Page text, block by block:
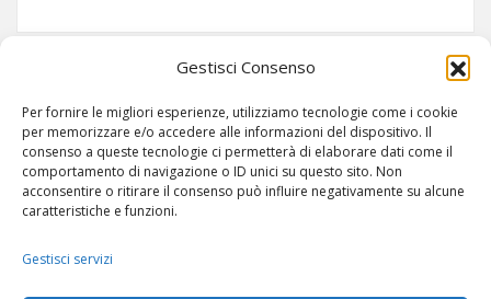
Gestisci Consenso
Per fornire le migliori esperienze, utilizziamo tecnologie come i cookie
per memorizzare e/o accedere alle informazioni del dispositivo. Il
consenso a queste tecnologie ci permetterà di elaborare dati come il
comportamento di navigazione o ID unici su questo sito. Non
acconsentire o ritirare il consenso può influire negativamente su alcune
caratteristiche e funzioni.
Gestisci servizi
degli
articoli